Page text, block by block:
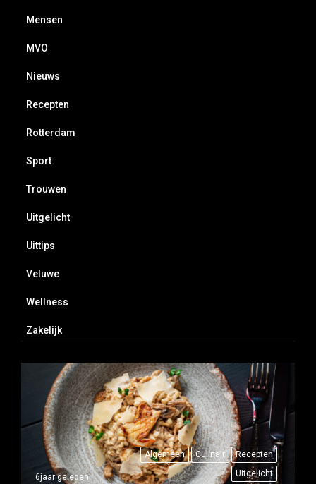
Mensen
MVO
Nieuws
Recepten
Rotterdam
Sport
Trouwen
Uitgelicht
Uittips
Veluwe
Wellness
Zakelijk
Algemeen Culinair
Recepten
Uitgelicht
6jaar geleden